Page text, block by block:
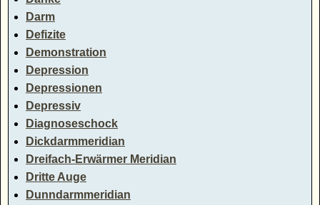
Darm
Defizite
Demonstration
Depression
Depressionen
Depressiv
Diagnoseschock
Dickdarmmeridian
Dreifach-Erwärmer Meridian
Dritte Auge
Dunndarmmeridian